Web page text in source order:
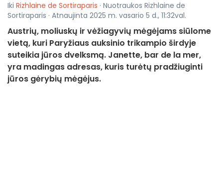
Iki Rizhlaine de Sortiraparis · Nuotraukos Rizhlaine de
Sortiraparis · Atnaujinta 2025 m. vasario 5 d., 11:32val.
Austrių, moliuskų ir vėžiagyvių mėgėjams siūlome
vietą, kuri Paryžiaus auksinio trikampio širdyje
suteikia jūros dvelksmą. Janette, bar de la mer,
yra madingas adresas, kuris turėtų pradžiuginti
jūros gėrybių mėgėjus.